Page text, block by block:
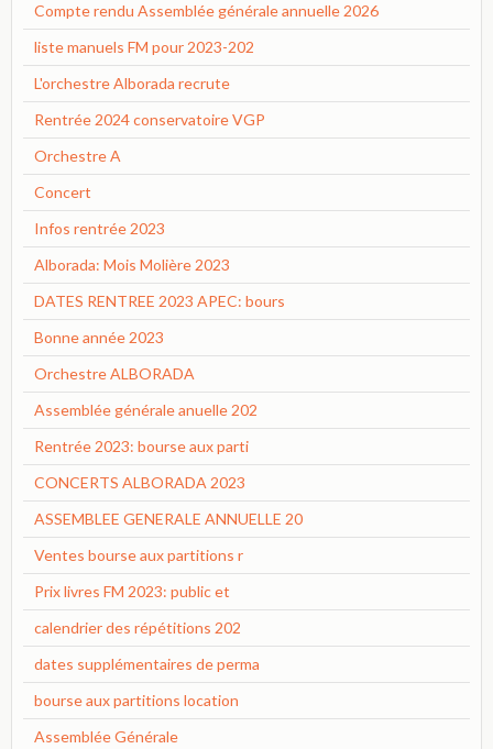
Compte rendu Assemblée générale annuelle 2026
liste manuels FM pour 2023-202
L'orchestre Alborada recrute
Rentrée 2024 conservatoire VGP
Orchestre A
Concert
Infos rentrée 2023
Alborada: Mois Molière 2023
DATES RENTREE 2023 APEC: bours
Bonne année 2023
Orchestre ALBORADA
Assemblée générale anuelle 202
Rentrée 2023: bourse aux parti
CONCERTS ALBORADA 2023
ASSEMBLEE GENERALE ANNUELLE 20
Ventes bourse aux partitions r
Prix livres FM 2023: public et
calendrier des répétitions 202
dates supplémentaires de perma
bourse aux partitions location
Assemblée Générale